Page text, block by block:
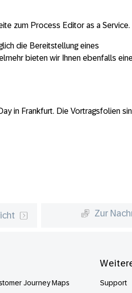
zum Process Editor as a Service.
die Bereitstellung eines
bieten wir Ihnen ebenfalls
in Frankfurt. Die Vortragsfolien
Zur
Journey Maps Support